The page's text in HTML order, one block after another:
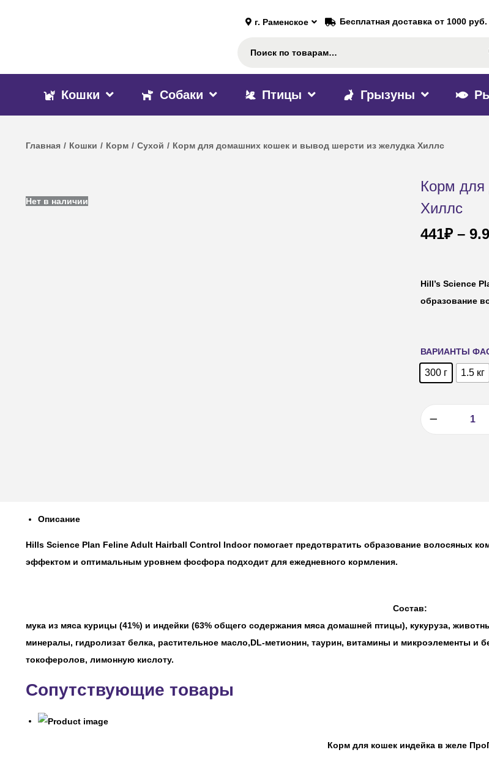
г. Раменское Бесплатная доставка от 1000 руб.
Кошки Собаки Птицы Грызуны
Главная / Кошки / Корм / Сухой / Корм для домашних кошек и вывод шерсти из желудка Хиллс
Нет в наличии
Корм для
Хиллс
441₽ –
Hill’s Science
образование
ВАРИАНТЫ
300 г 1.5 кг
Описание
Hills Science Plan Feline Adult Hairball Control Indoor помогает предотвратить образование волосяных
эффектом и оптимальным уровнем фосфора подходит для ежедневного кормления.
Состав:
мука из мяса курицы (41%) и индейки (63% общего содержания мяса домашней птицы), кукуруза,
минералы, гидролизат белка, растительное масло,DL-метионин, таурин, витамины и микроэлементы и
токоферолов, лимонную кислоту.
Сопутствующие товары
Корм для кошек индейка в желе